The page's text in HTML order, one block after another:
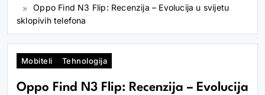
Oppo Find N3 Flip: Recenzija – Evolucija u svijetu
sklopivih telefona
Mobiteli Tehnologija
Oppo Find N3 Flip: Recenzija – Evolucija